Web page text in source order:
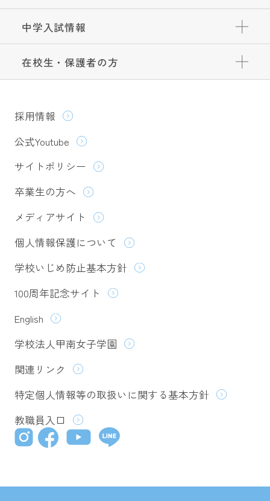
中学入試情報
在校生・保護者の方
採用情報
公式Youtube
サイトポリシー
卒業生の方へ
メディアサイト
個人情報保護について
学校いじめ防止基本方針
100周年記念サイト
English
学校法人甲南女子学園
関連リンク
特定個人情報等の取扱いに関する基本方針
教職員入口